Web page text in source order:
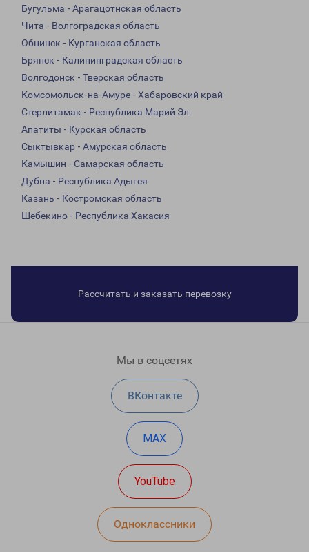
Бугульма - Арагацотнская область
Чита - Волгоградская область
Обнинск - Курганская область
Брянск - Калининградская область
Волгодонск - Тверская область
Комсомольск-на-Амуре - Хабаровский край
Стерлитамак - Республика Марий Эл
Апатиты - Курская область
Сыктывкар - Амурская область
Камышин - Самарская область
Дубна - Республика Адыгея
Казань - Костромская область
Шебекино - Республика Хакасия
Рассчитать и заказать перевозку
Мы в соцсетях
ВКонтакте
MAX
YouTube
Одноклассники